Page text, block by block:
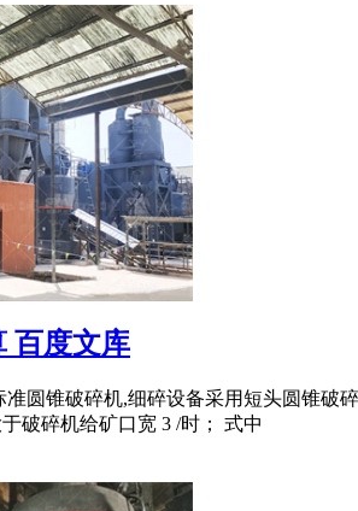
百度文库
圆锥破碎机,细碎设备采用短头圆锥破
破碎机给矿口宽 3 /时； 式中